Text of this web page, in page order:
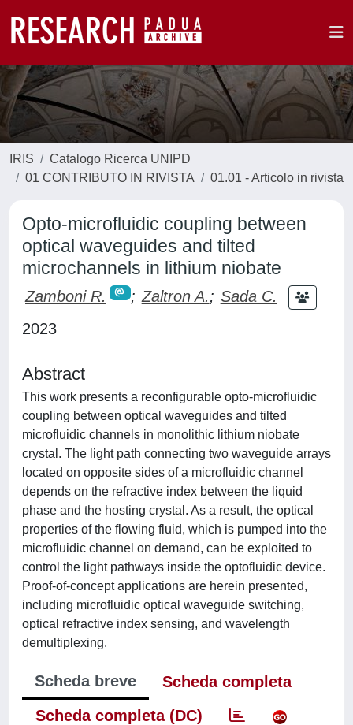
IRIS
Catalogo Ricerca UNIPD
01 CONTRIBUTO IN RIVISTA
01.01 - Articolo in rivista
Opto-microfluidic coupling between
optical waveguides and tilted
microchannels in lithium niobate
Zamboni R. ; Zaltron A.; Sada C.
2023
Abstract
This work presents a reconfigurable opto-microfluidic
coupling between optical waveguides and tilted
microfluidic channels in monolithic lithium niobate
crystal. The light path connecting two waveguide arrays
located on opposite sides of a microfluidic channel
depends on the refractive index between the liquid
phase and the hosting crystal. As a result, the optical
properties of the flowing fluid, which is pumped into the
microfluidic channel on demand, can be exploited to
control the light pathways inside the optofluidic device.
Proof-of-concept applications are herein presented,
including microfluidic optical waveguide switching,
optical refractive index sensing, and wavelength
demultiplexing.
Scheda breve
Scheda completa
Scheda completa (DC)